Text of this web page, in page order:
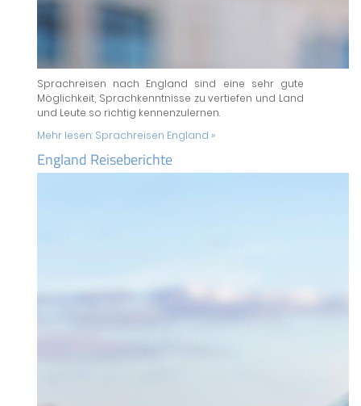
Sprachreisen nach England sind eine sehr gute
Möglichkeit, Sprachkenntnisse zu vertiefen und Land
und Leute so richtig kennenzulernen.
Mehr lesen: Sprachreisen England »
England Reiseberichte